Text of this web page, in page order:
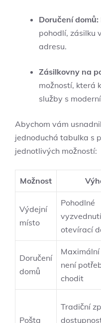
Doručení domů:
pohodlí, zásilku
adresu.
Zásilkovny na
možností, která
služby⁤ s
Abychom vám
jednoduchá tabulka s
jednotlivých ⁣možností:
Možnost
Výdejní⁣
místo
Pohodlné
otevírací
Doručení
domů
není
chodit
Pošta
Tradiční